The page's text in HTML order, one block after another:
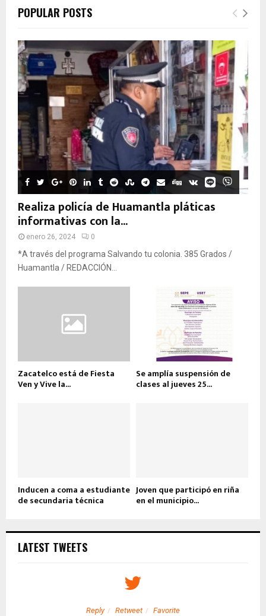
POPULAR POSTS
Realiza policía de Huamantla pláticas
informativas con la...
enero 26, 2024 0
*A través del programa Salvando tu colonia. 385 Grados /
Huamantla / REDACCIÓN...
Zacatelco está de Fiesta
Ven y Vive la...
Se amplía suspensión de
clases al jueves 25...
Inducen a coma a estudiante
de secundaria técnica
Joven que participó en riña
en el municipio...
LATEST TWEETS
Reply Retweet Favorite